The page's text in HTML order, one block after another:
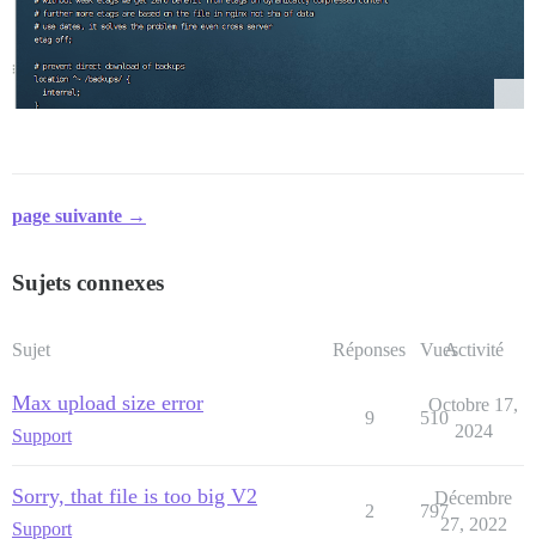
page suivante →
Sujets connexes
Sujet Réponses VuesActivité
Max upload size error
Support
9 510
Octobre 17,
2024
Sorry, that file is too big V2
Support
2 797
Décembre
27, 2022